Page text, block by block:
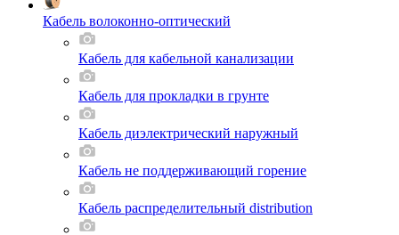
Кабель волоконно-оптический
Кабель для кабельной канализации
Кабель для прокладки в грунте
Кабель диэлектрический наружный
Кабель не поддерживающий горение
Кабель распределительный distribution